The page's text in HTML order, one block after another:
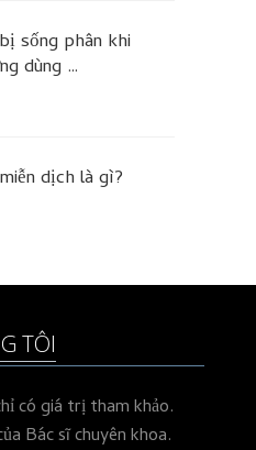
sống phân khi
dùng …
dịch là gì?
TÔI
có giá trị tham khảo.
Bác sĩ chuyên khoa.